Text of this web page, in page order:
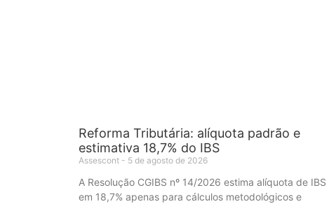
Reforma Tributária: alíquota padrão e
estimativa 18,7% do IBS
Assescont 5 de agosto de 2026
A Resolução CGIBS nº 14/2026 estima alíquota de IBS
em 18,7% apenas para cálculos metodológicos e